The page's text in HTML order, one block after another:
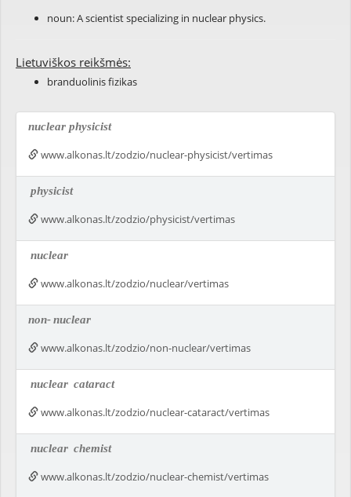
noun: A scientist specializing in nuclear physics.
Lietuviškos reikšmės:
branduolinis fizikas
nuclear physicist
www.alkonas.lt/zodzio/nuclear-physicist/vertimas
physicist
www.alkonas.lt/zodzio/physicist/vertimas
nuclear
www.alkonas.lt/zodzio/nuclear/vertimas
non-nuclear
www.alkonas.lt/zodzio/non-nuclear/vertimas
nuclear cataract
www.alkonas.lt/zodzio/nuclear-cataract/vertimas
nuclear chemist
www.alkonas.lt/zodzio/nuclear-chemist/vertimas